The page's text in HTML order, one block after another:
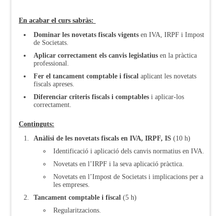
En acabar el curs sabràs:
Dominar les novetats fiscals vigents en IVA, IRPF i Impost
de Societats.
Aplicar correctament els canvis legislatius en la pràctica
professional.
Fer el tancament comptable i fiscal aplicant les novetats
fiscals apreses.
Diferenciar criteris fiscals i comptables i aplicar-los
correctament.
Continguts:
Anàlisi de les novetats fiscals en IVA, IRPF, IS (10 h)
Identificació i aplicació dels canvis normatius en IVA.
Novetats en l’IRPF i la seva aplicació pràctica.
Novetats en l’Impost de Societats i implicacions per a
les empreses.
Tancament comptable i fiscal (5 h)
Regularitzacions.